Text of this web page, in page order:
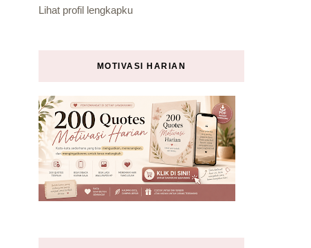
Lihat profil lengkapku
MOTIVASI HARIAN